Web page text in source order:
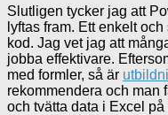
Slutligen tycker jag att
lyftas fram. Ett enkelt
kod. Jag vet jag att
jobba effektivare.
med formler, så är
rekommendera och man
och tvätta data i Excel på